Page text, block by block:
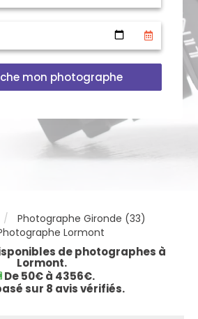
mon photographe
Photographe Gironde (33)
Lormont
de photographes à
Lormont.
De 50€ à 4356€.
sur 8 avis vérifiés.